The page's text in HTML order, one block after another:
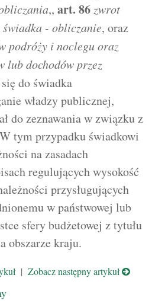
,, art. 86 zwrot
- obliczanie, oraz
podróży i noclegu oraz
lub dochodów przez
do świadka
władzy publicznej,
do zeznawania w związku z
tym przypadku świadkowi
na zasadach
regulujących wysokość
przysługujących
w państwowej lub
sfery budżetowej z tytułu
obszarze kraju.
| Zobacz następny artykuł